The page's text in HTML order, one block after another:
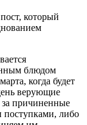
который
блюдом
когда будет
верующие
причиненные
поступками, либо